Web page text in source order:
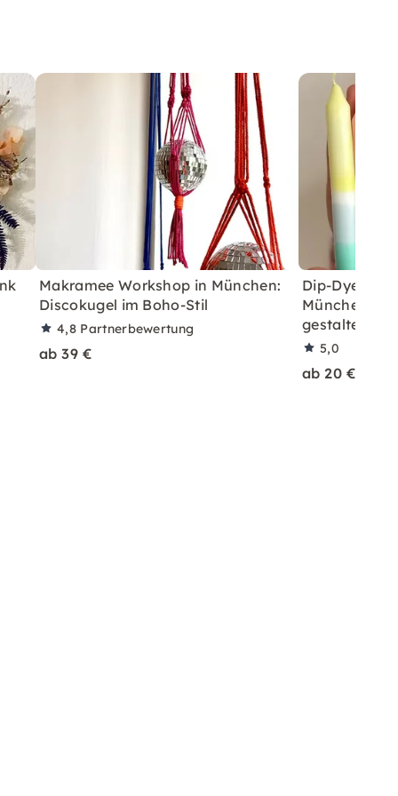
Makramee Workshop in München:
Discokugel im Boho-Stil
4,8 Partnerbewertung
ab 39 €
Dip-Dye
München:
gestalten
5,0
ab 20 €